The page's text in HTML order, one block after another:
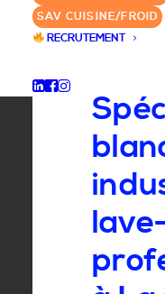
SAV CUISINE/FROID
RECRUTEMENT
✆ 09 78